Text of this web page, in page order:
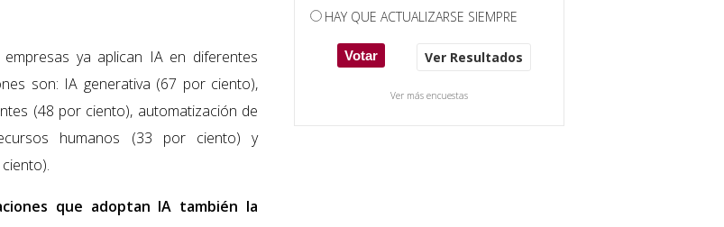
ya aplican IA en diferentes
son: IA generativa (67 por ciento),
(48 por ciento), automatización de
humanos (33 por ciento) y
que adoptan IA también la
HAY QUE ACTUALIZARSE SIEMPRE
Ver Resultados
Ver más encuestas